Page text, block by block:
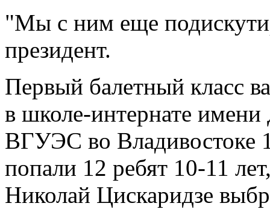
"Мы с ним еще
президент.
Первый балетный класс
в школе-интернате
ВГУЭС во Владивостоке
попали 12 ребят 10-11
Николай Цискаридзе